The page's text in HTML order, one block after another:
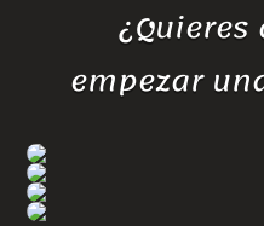
empezar